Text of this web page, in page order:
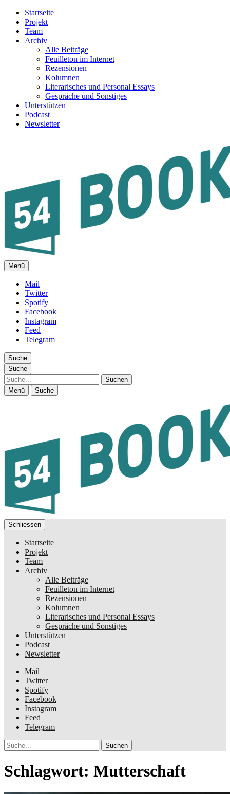
Startseite
Projekt
Team
Archiv
Alle Beiträge
Feuilleton im Internet
Rezensionen
Kolumnen
Literarisches und Personal Essays
Gespräche und Sonstiges
Unterstützen
Podcast
Newsletter
FEUILLETON IM INTERNET
Menü
Mail
Twitter
Spotify
Facebook
Instagram
Feed
Telegram
Suche
Suche
Suche
Menü Suche
Schliessen
Startseite
Projekt
Team
Archiv
Alle Beiträge
Feuilleton im Internet
Rezensionen
Kolumnen
Literarisches und Personal Essays
Gespräche und Sonstiges
Unterstützen
Podcast
Newsletter
Mail
Twitter
Spotify
Facebook
Instagram
Feed
Telegram
Suche
Schlagwort: Mutterschaft